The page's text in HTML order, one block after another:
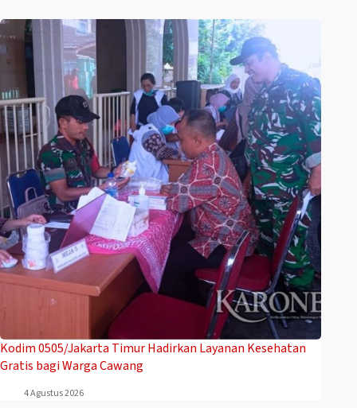
Kodim 0505/Jakarta Timur Hadirkan Layanan Kesehatan
Gratis bagi Warga Cawang
4 Agustus 2026